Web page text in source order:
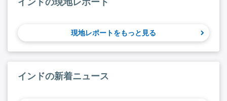
現地レポートをもっと見る
インドの新着ニュース